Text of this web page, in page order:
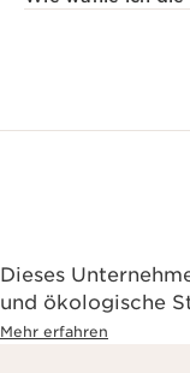
Dieses
und ökologische
Mehr erfahren